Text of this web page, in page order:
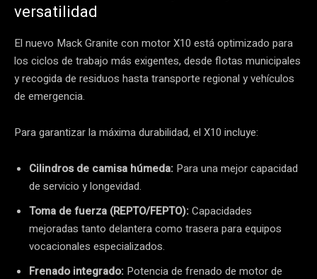
versatilidad
El nuevo Mack Granite con motor X10 está optimizado para
los ciclos de trabajo más exigentes, desde flotas municipales
y recogida de residuos hasta transporte regional y vehículos
de emergencia.
Para garantizar la máxima durabilidad, el X10 incluye:
Cilindros de camisa húmeda: Para una mejor capacidad
de servicio y longevidad.
Toma de fuerza (REPTO/FEPTO):Capacidades
mejoradas tanto delantera como trasera para equipos
vocacionales especializados.
Frenado integrado: Potencia de frenado de motor de